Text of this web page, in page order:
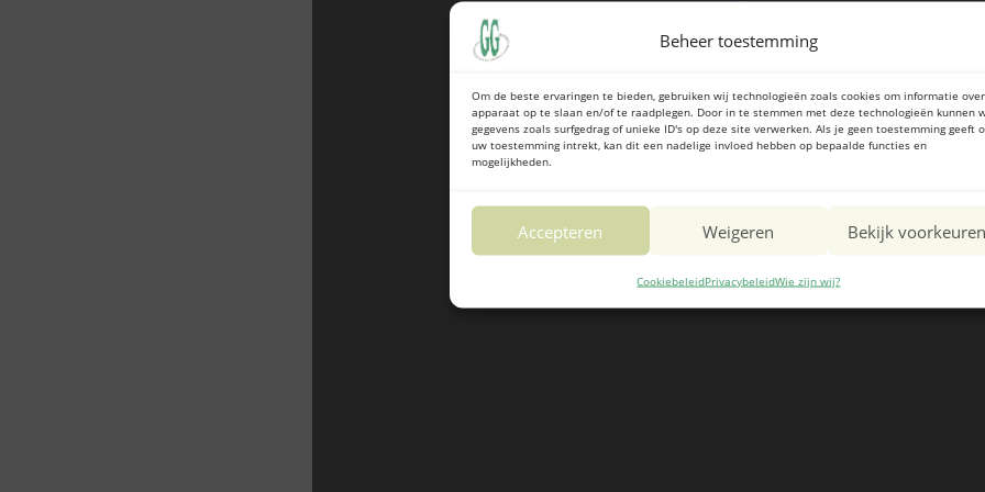
Beheer toestemming
Om de beste ervaringen te bieden, gebruiken wij technologieën zoals cookies om informatie
apparaat op te slaan en/of te raadplegen. Door in te stemmen met deze technologieën kunnen
gegevens zoals surfgedrag of unieke ID's op deze site verwerken. Als je geen toestemming geeft
uw toestemming intrekt, kan dit een nadelige invloed hebben op bepaalde functies en
mogelijkheden.
Accepteren Weigeren Bekijk voorkeuren
CookiebeleidPrivacybeleidWie zijn wij?